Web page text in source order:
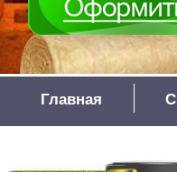
Главная